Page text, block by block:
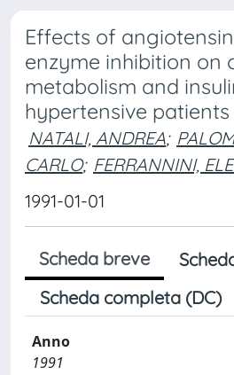
Effects of
enzyme inhibition on
metabolism and
hypertensive patients
NATALI, ANDREA;
CARLO; FERRANNINI,
1991-01-01
Scheda breve
Scheda completa (DC)
Anno
1991